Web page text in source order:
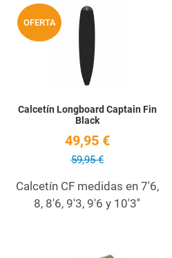
OFERTA
Calcetín Longboard Captain Fin
Black
49,95 €
59,95 €
Calcetín CF medidas en 7'6,
8, 8'6, 9'3, 9'6 y 10'3''